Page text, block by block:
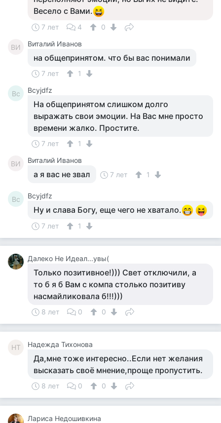
Весело с Вами.
7 лет 4 0
ВИ Виталий Иванов
на общепринятом. что бы вас понимали
7 лет 1
Bc Bcyjdfz
На общепринятом слишком долго
выражать свои эмоции. На Вас мне просто
времени жалко. Простите.
7 лет 1
ВИ Виталий Иванов
а я вас не звал 7 лет 1
Bc Bcyjdfz
Ну и слава Богу, еще чего не хватало.
7 лет 1
Далеко Не Идеал...увы(
Только позитивное!))) Свет отключили, а
то б я б Вам с компа столько позитиву
насмайликовала б!!!)))
8 лет 0 0
НТ Надежда Тихонова
Да,мне тоже интересно..Если нет желания
высказать своё мнение,проще пропустить.
8 лет 0 0
Лариса Недошивкина